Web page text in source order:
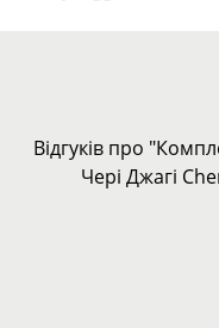
Відгуків про
Чері Джагі